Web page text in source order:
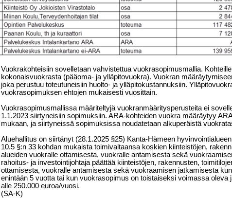
Vuokrakohteisiin sovelletaan vahvistettua vuokrasopimusmallia.
kokonaisvuokrasta (pääoma- ja ylläpitovuokra). Vuokran
joka perustuu toteutuneisiin huolto- ja ylläpitokustannuksiin.
vuokrasopimuksen ehtojen mukaisesti vuosittain.
Vuokrasopimusmallissa määriteltyjä vuokranmääritysperusteita ei
1.1.2023 siirtyneisiin sopimuksiin. ARA-kohteiden vuokra määräytyy
mukaan, ja siirtyneissä sopimuksissa noudatetaan alkuperäistä
Aluehallitus on siirtänyt (28.1.2025 §25) Kanta-Hämeen
10.5 §:n 33 kohdan mukaista toimivaltaansa koskien kiinteistöjen,
alueiden vuokralle ottamisesta, vuokralle antamisesta sekä
rahoitus- ja investointijohtaja päättää kiinteistöjen, rakennusten,
ottamisesta, vuokralle antamisesta sekä vuokraamisen jatkamisesta
enintään 5 vuotta tai kun vuokrasopimus on toistaiseksi voimassa oleva
alle 250.000 euroa/vuosi.
(SA-K)